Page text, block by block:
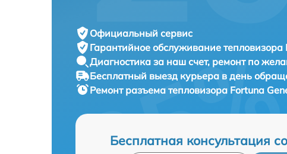
Официальный сервис
Гарантийное обслуживание тепловизора
Диагностика за наш счет, ремонт по
Бесплатный выезд курьера в день
Ремонт разъема тепловизора Fortuna
Бесплатная консультация